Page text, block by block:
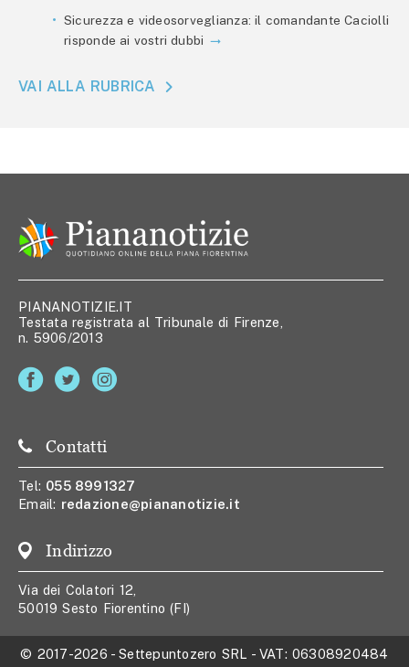
Sicurezza e videosorveglianza: il comandante Caciolli
risponde ai vostri dubbi
VAI ALLA RUBRICA
PIANANOTIZIE.IT
Testata registrata al Tribunale di Firenze,
n. 5906/2013
Contatti
Tel: 055 8991327
Email: redazione@piananotizie.it
Indirizzo
Via dei Colatori 12,
50019 Sesto Fiorentino (FI)
© 2017-2026 -Settepuntozero SRL - VAT: 06308920484